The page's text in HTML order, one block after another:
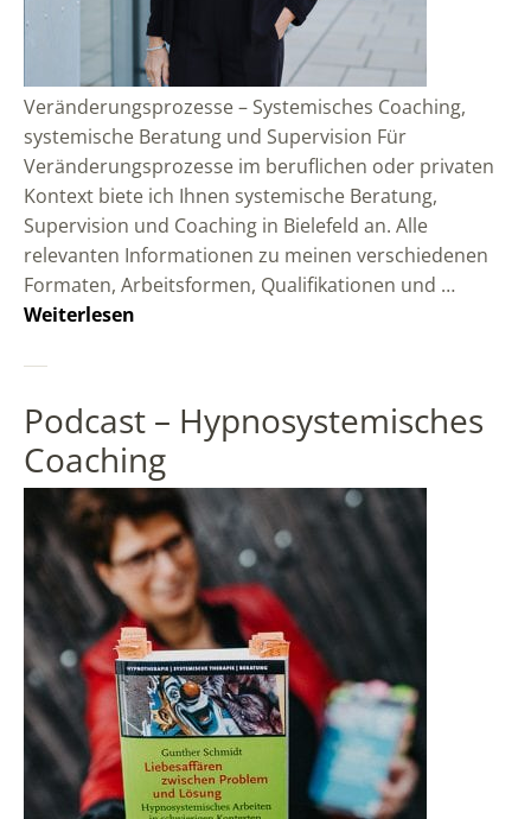
Veränderungsprozesse – Systemisches Coaching,
systemische Beratung und Supervision Für
Veränderungsprozesse im beruflichen oder privaten
Kontext biete ich Ihnen systemische Beratung,
Supervision und Coaching in Bielefeld an. Alle
relevanten Informationen zu meinen verschiedenen
Formaten, Arbeitsformen, Qualifikationen und …
Weiterlesen
Podcast – Hypnosystemisches
Coaching